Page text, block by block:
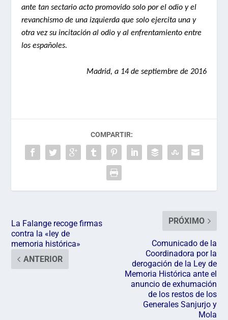
ante tan sectario acto promovido solo por el odio y el
revanchismo de una izquierda que solo ejercita una y
otra vez su incitación al odio y al enfrentamiento entre
los españoles.
Madrid, a 14 de septiembre de 2016
COMPARTIR:
La Falange recoge firmas
contra la «ley de
memoria histórica»
ANTERIOR
PRÓXIMO
Comunicado de la
Coordinadora por la
derogación de la Ley de
Memoria Histórica ante el
anuncio de exhumación
de los restos de los
Generales Sanjurjo y
Mola